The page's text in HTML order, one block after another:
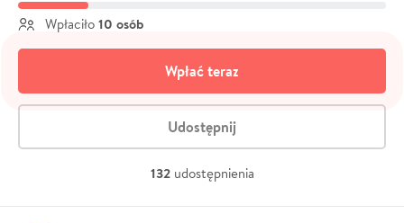
Wpłaciło 10 osób
Wpłać teraz
Udostępnij
132 udostępnienia